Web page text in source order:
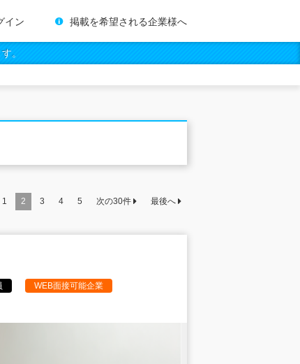
イン 掲載を希望される企業様へ
。
1 2 3 4 5 次の30件 最後へ
WEB面接可能企業